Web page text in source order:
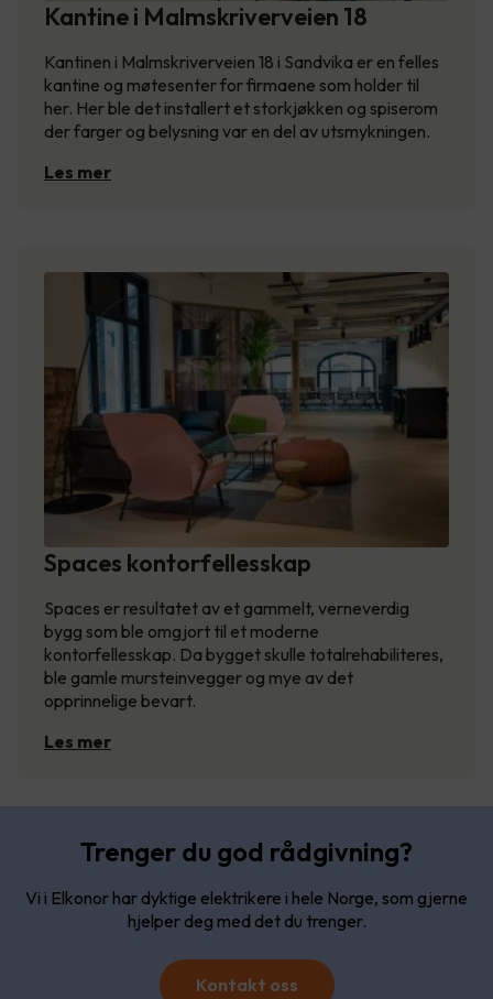
Kantine i Malmskriverveien 18
Kantinen i Malmskriverveien 18 i Sandvika er en felles
kantine og møtesenter for firmaene som holder til
her. Her ble det installert et storkjøkken og spiserom
der farger og belysning var en del av utsmykningen.
Les mer
Spaces kontorfellesskap
Spaces er resultatet av et gammelt, verneverdig
bygg som ble omgjort til et moderne
kontorfellesskap. Da bygget skulle totalrehabiliteres,
ble gamle mursteinvegger og mye av det
opprinnelige bevart.
Les mer
Trenger du god rådgivning?
Vi i Elkonor har dyktige elektrikere i hele Norge, som gjerne
hjelper deg med det du trenger.
Kontakt oss